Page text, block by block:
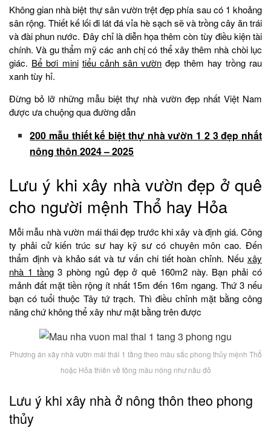
Không gian nhà biệt thự sân vườn trệt đẹp phía sau có 1 khoảng
sân rộng. Thiết kế lối đi lát đá vỉa hè sạch sẽ và trồng cây ăn trái
và đài phun nước. Đây chỉ là diễn họa thêm còn tùy điều kiện tài
chính. Và gu thẩm mỹ các anh chị có thể xây thêm nhà chòi lục
giác. Bể bơi mini tiểu cảnh sân vườn đẹp thêm hay trồng rau
xanh tùy hỉ.
Đừng bỏ lỡ những mẫu biệt thự nhà vườn đẹp nhất Việt Nam
được ưa chuộng qua đường dẫn
200 mẫu thiết kế biệt thự nhà vườn 1 2 3 đẹp nhất
nông thôn 2024 – 2025
Lưu ý khi xây nhà vườn đẹp ở quê
cho người mệnh Thổ hay Hỏa
Mỗi mẫu nhà vườn mái thái đẹp trước khi xây và định giá. Công
ty phải cử kiến trúc sư hay kỹ sư có chuyên môn cao. Đến
thẩm định và khảo sát và tư vấn chi tiết hoàn chỉnh. Nếu xây
nhà 1 tầng3 phòng ngủ đẹp ở quê 160m2 này. Bạn phải có
mảnh đất mặt tiền rộng ít nhất 15m đến 16m ngang. Thứ 3 nếu
bạn có tuổi thuộc Tây tứ trạch. Thì điều chỉnh mặt bằng công
năng chứ không thể xây như mặt bằng trên được
Phương án xây nhà vườn mái thái 1 tầng theo màu sắc phong thủy mệnh Thổ
hoặc Hỏa thiên về tông màu nóng như nâu đỏ
Lưu ý khi xây nhà ở nông thôn theo phong
thủy